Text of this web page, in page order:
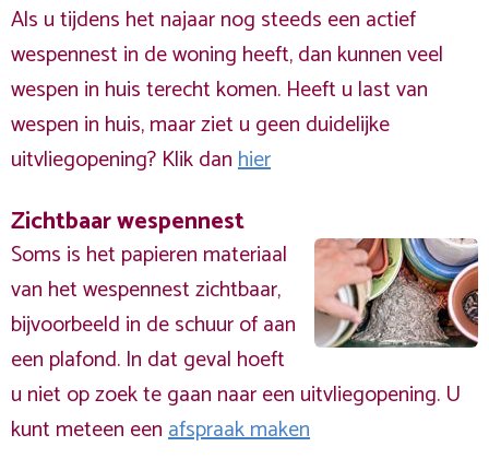
Als u tijdens het najaar nog steeds een actief
wespennest in de woning heeft, dan kunnen veel
wespen in huis terecht komen. Heeft u last van
wespen in huis, maar ziet u geen duidelijke
uitvliegopening? Klik danhier
Zichtbaar wespennest
Soms is het papieren materiaal
van het wespennest zichtbaar,
bijvoorbeeld in de schuur of aan
een plafond. In dat geval hoeft
u niet op zoek te gaan naar een uitvliegopening. U
kunt meteen eenafspraak maken